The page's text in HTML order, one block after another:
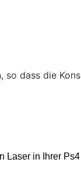
so dass die
Laser in Ihrer